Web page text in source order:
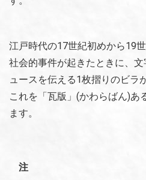
江戸時代の17世紀初めから19
社会的事件が起きたときに、
ュースを伝える1枚摺りのビラ
これを「瓦版」(かわらばん)あ
ます。
注